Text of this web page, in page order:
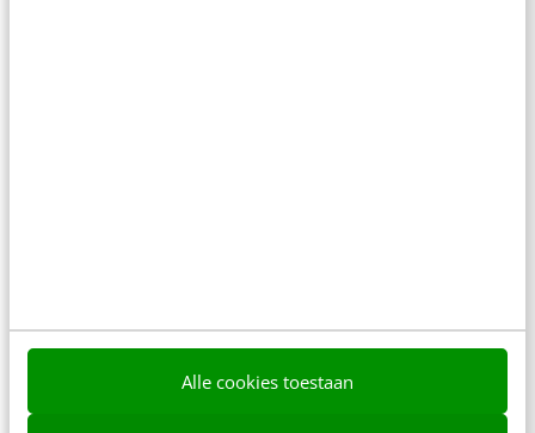
Alle cookies toestaan